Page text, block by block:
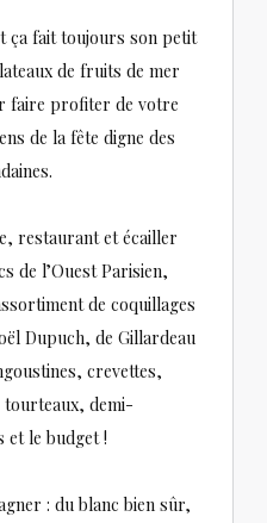
ça fait toujours son petit
de fruits de mer
faire profiter de votre
de la fête digne des
restaurant et écailler
de l’Ouest Parisien,
de coquillages
Dupuch, de Gillardeau
crevettes,
demi-
et le budget !
: du blanc bien sûr,